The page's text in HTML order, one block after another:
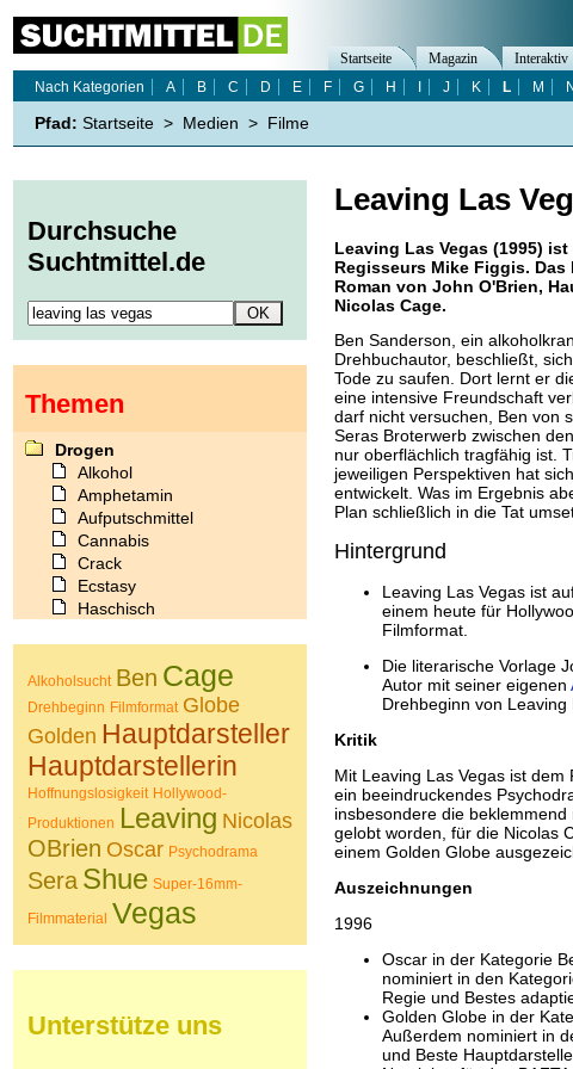
Leaving Las
Leaving Las Vegas (1995)
Regisseurs Mike Figgis.
Roman von John O'Brien,
Nicolas Cage.
Ben Sanderson, ein
Drehbuchautor, beschließt,
Tode zu saufen. Dort lernt er
eine intensive Freundschaft
darf nicht versuchen, Ben von
Seras Broterwerb zwischen
nur oberflächlich tragfähig ist.
jeweiligen Perspektiven hat
entwickelt. Was im Ergebnis
Plan schließlich in die Tat
Hintergrund
Leaving Las Vegas ist
einem heute für
Filmformat.
Die literarische Vorlage
Autor mit seiner eigenen
Drehbeginn von Leaving
Kritik
Mit Leaving Las Vegas ist
ein beeindruckendes
insbesondere die
gelobt worden, für die Nicolas
einem Golden Globe
Auszeichnungen
1996
Oscar in der Kategorie
nominiert in den
Regie und Bestes
Golden Globe in der
Außerdem nominiert in
und Beste
Startseite Magazin Interaktiv
Nach Kategorien
A B C D E F G H J K L M N
Pfad: Startseite > Medien > Filme
Durchsuche
Suchtmittel.de
Themen
Drogen
Alkohol
Amphetamin
Aufputschmittel
Cannabis
Crack
Ecstasy
Haschisch
Koffein
Kokain
Lachgas
LSD
Marihuana
Medikamente
Meskalin
Metamphetamin
Methadon
Morphin
Muskatnuss
Nikotin
Opium
Pilze
Psychopharmaka
Schlafmittel
Alkoholsucht Ben Cage
Drehbeginn Filmformat Globe
Golden Hauptdarsteller
Hauptdarstellerin
Hoffnungslosigkeit Hollywood-
Produktionen Leaving Nicolas
OBrien Oscar Psychodrama
Sera Shue Super-16mm-
Filmmaterial Vegas
Unterstütze uns